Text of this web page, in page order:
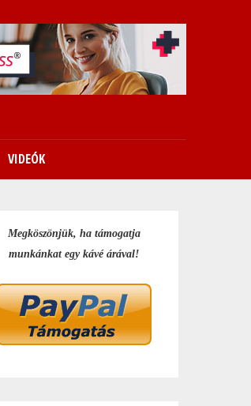
VIDEÓK
Megköszönjük, ha támogatja
munkánkat egy kávé árával!